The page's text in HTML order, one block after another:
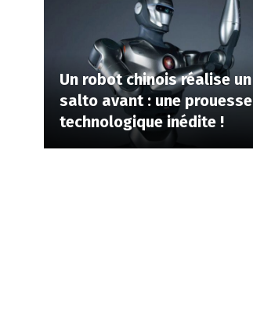
Un robot chinois réalise un
salto avant : une prouesse
technologique inédite !